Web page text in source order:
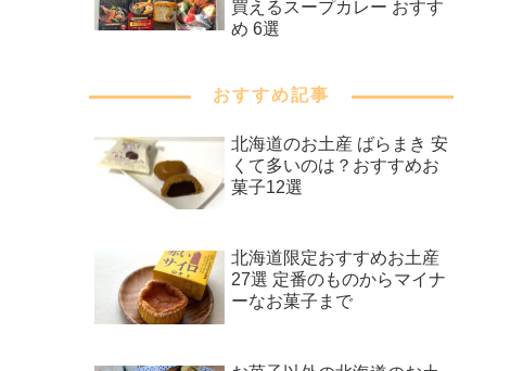
買えるスープカレー おすす
め 6選
おすすめ記事
北海道のお土産 ばらまき 安
くて多いのは？おすすめお
菓子12選
北海道限定おすすめお土産
27選 定番のものからマイナ
ーなお菓子まで